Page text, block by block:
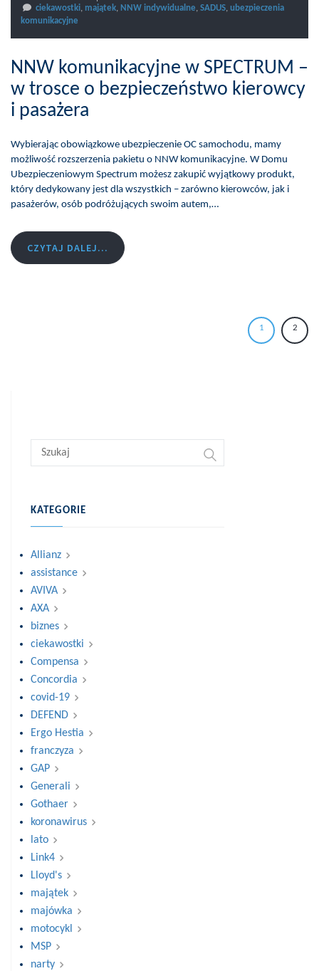
ciekawostki majątek NNW indywidualne SADUS ubezpieczenia
komunikacyjne
NNW komunikacyjne w SPECTRUM –
w trosce o bezpieczeństwo kierowcy
i pasażera
Wybierając obowiązkowe ubezpieczenie OC samochodu, mamy
możliwość rozszerzenia pakietu o NNW komunikacyjne. W Domu
Ubezpieczeniowym Spectrum możesz zakupić wyjątkowy produkt,
który dedykowany jest dla wszystkich – zarówno kierowców, jak i
pasażerów, osób podróżujących swoim autem,…
CZYTAJ DALEJ...
1 2
KATEGORIE
Allianz
assistance
AVIVA
AXA
biznes
ciekawostki
Compensa
Concordia
covid-19
DEFEND
Ergo Hestia
franczyza
GAP
Generali
Gothaer
koronawirus
lato
Link4
Lloyd's
majątek
majówka
motocykl
MSP
narty